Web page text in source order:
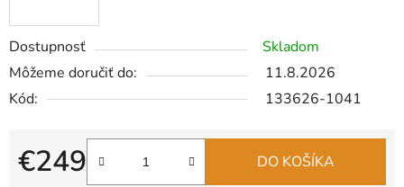
Dostupnosť
Skladom
Môžeme doručiť do:
11.8.2026
Kód:
133626-1041
€249 DO KOŠÍKA